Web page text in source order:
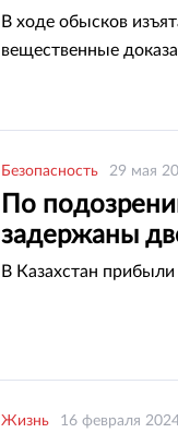
В ходе обысков
вещественные
Безопасность 29 мая
По
задержаны
В Казахстан прибыли
Жизнь 16 февраля